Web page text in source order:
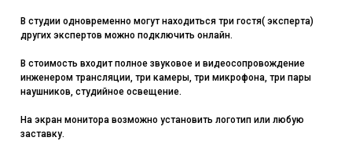
В студии одновременно могут находиться три гостя( эксперта)
других экспертов можно подключить онлайн.
В стоимость входит полное звуковое и видеосопровождение
инженером трансляции, три камеры, три микрофона, три пары
наушников, студийное освещение.
На экран монитора возможно установить логотип или любую
заставку.